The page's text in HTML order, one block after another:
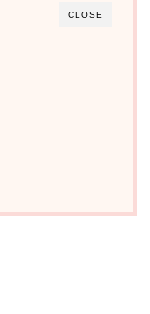
CLOSE